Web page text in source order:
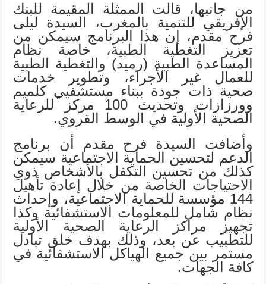
من جانبها، قالت الممثلة المقيمة للبنك
الإفريقي للتنمية بالمغرب، السيدة ليلى
فرح مقدم، إن هذا البرنامج سيمكن من
تعزيز التغطية الطبية، خاصة نظام
المساعدة الطبية (رميد) والتغطية الطبية
للعمال غير الأجراء، وتطوير خدمات
صحية ذات جودة ببناء مستشفيي كلميم
وورزازات وتحديث 100 مركز للرعاية
الصحية الأولية في الوسط القروي.
وأضافت السيدة فرح مقدم أن برنامج
الدعم لتحسين الحماية الاجتماعية سيمكن
كذلك من تحسين التكفل بالأشخاص ذوي
الاحتياجات الخاصة من خلال إعادة تأهيل
144 مؤسسة للحماية الاجتماعية، وإحداث
نظام شامل للمعلومات الاستشفائية وكذا
تجهيز مراكز الرعاية الصحية الأولية
للتطبيب عن بعد، وذلك بهدف خلق تبادل
مستمر بين جميع الهياكل الاستشفائية في
كافة الجهات.